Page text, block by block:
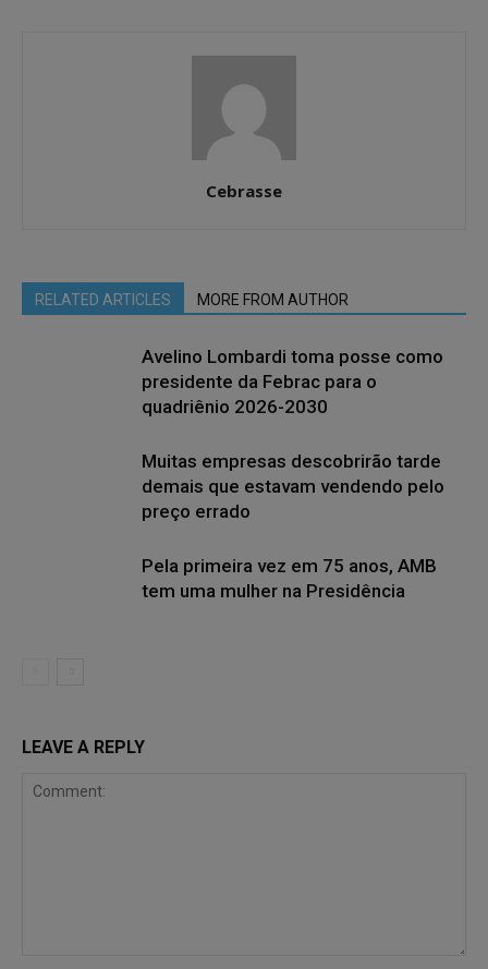
Cebrasse
RELATED ARTICLES MORE FROM AUTHOR
Avelino Lombardi toma posse como
presidente da Febrac para o
quadriênio 2026-2030
Muitas empresas descobrirão tarde
demais que estavam vendendo pelo
preço errado
Pela primeira vez em 75 anos, AMB
tem uma mulher na Presidência
LEAVE A REPLY